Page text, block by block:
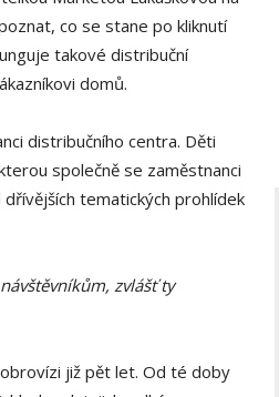
co se stane po kliknutí
takové distribuční
domů.
distribučního centra. Děti
společně se zaměstnanci
tematických prohlídek
zvlášť ty
již pět let. Od té doby